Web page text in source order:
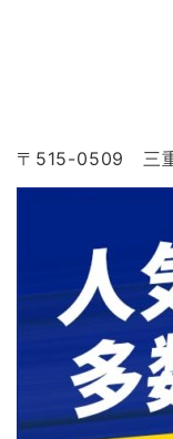
〒515-0509 三